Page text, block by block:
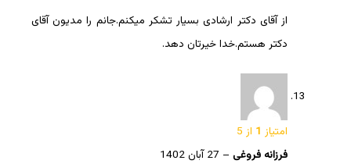
از آقای دکتر ارشادی بسیار تشکر میکنم.جانم را مدیون آقای
دکتر هستم.خدا خیرتان دهد.
امتیاز 1 از 5
فرزانه فروغی – 27 آبان 1402